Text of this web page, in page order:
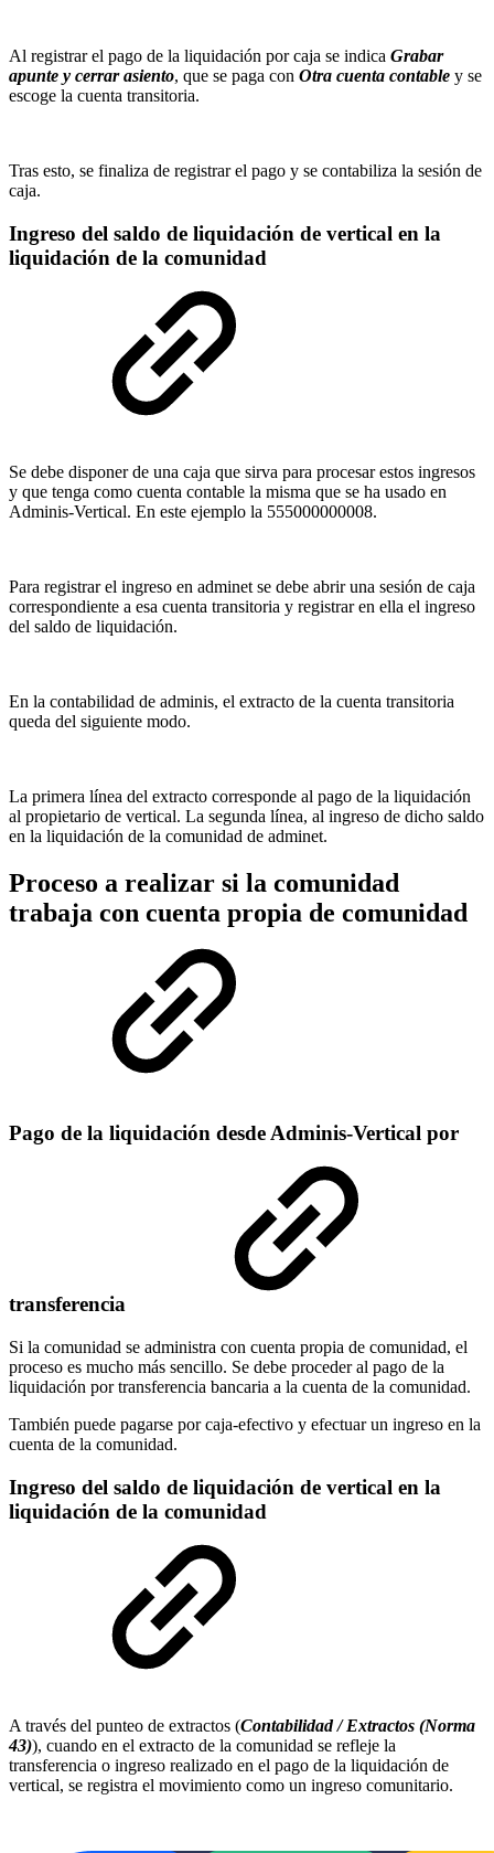
Al registrar el pago de la liquidación por caja se indica Grabar
apunte y cerrar asiento, que se paga con Otra cuenta contable y se
escoge la cuenta transitoria.
Tras esto, se finaliza de registrar el pago y se contabiliza la sesión de
caja.
Ingreso del saldo de liquidación de vertical en la
liquidación de la comunidad
Se debe disponer de una caja que sirva para procesar estos ingresos
y que tenga como cuenta contable la misma que se ha usado en
Adminis-Vertical. En este ejemplo la 555000000008.
Para registrar el ingreso en adminet se debe abrir una sesión de caja
correspondiente a esa cuenta transitoria y registrar en ella el ingreso
del saldo de liquidación.
En la contabilidad de adminis, el extracto de la cuenta transitoria
queda del siguiente modo.
La primera línea del extracto corresponde al pago de la liquidación
al propietario de vertical. La segunda línea, al ingreso de dicho saldo
en la liquidación de la comunidad de adminet.
Proceso a realizar si la comunidad
trabaja con cuenta propia de comunidad
Pago de la liquidación desde Adminis-Vertical por
transferencia
Si la comunidad se administra con cuenta propia de comunidad, el
proceso es mucho más sencillo. Se debe proceder al pago de la
liquidación por transferencia bancaria a la cuenta de la comunidad.
También puede pagarse por caja-efectivo y efectuar un ingreso en la
cuenta de la comunidad.
Ingreso del saldo de liquidación de vertical en la
liquidación de la comunidad
A través del punteo de extractos (Contabilidad / Extractos (Norma
43)), cuando en el extracto de la comunidad se refleje la
transferencia o ingreso realizado en el pago de la liquidación de
vertical, se registra el movimiento como un ingreso comunitario.